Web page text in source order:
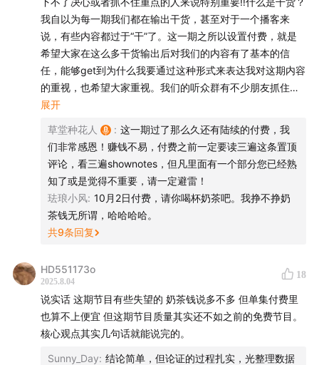
首先，当下这个时间窗口非常重要。其次，我最近看到很
多朋友正在持币待涨或者持币待跌再涨，其实我特别替他
们着急，他们可能正在浪费时间。更根本的是，过去二十
几年里，绝大多数人靠买房实现财富增长的，而当思维惯
性正在被打破，好多人开始无所适从。
一，我们会盘点过去20多年几轮好的赚钱窗口，看看它们
有哪些共性，并分析当下和过去相比，共同点和不同点在
哪。第二，我们会来讨论一些所谓的“互联网共识”是不是
正确的？ 比如“风来了猪都能起飞”，或者买个宽基ETF就
能躺着？在这部分，我们也会用数据告诉你，为什么结构
比牛熊还重要。第三，也是最干货的部分，我们会告诉你
到底应该怎么做：怎么搭一个合理的结构？怎么保住超
额？怎么才能不掉大坑？
我们最终想帮你实现的，是一个让你真正“拿得住”的组
合。 “拿得住”是一种什么样的体验？就是你既不恐高也不
怕踏空，可以最大程度地享受到时间的价值。
我自以为每一期我们都在输出干货，甚至对于一个播客来
说，有些内容都过于“干”了。这一期之所以设置付费，就是
希望大家在这么多干货输出后对我们的内容有了基本的信
任，能够get到为什么我要通过这种形式来表达我对这期内容
的重视，也希望大家重视。我们的听众群有不少朋友抓住了
我认为的要点，并且告诉我们某一句话就值回很多很多咖
反思了整个过程，突然明白了一个道理：认为哪些信息可
信、哪些信息重要，原本就是认知差最大的来源，甚至高于
认知本身。以后我们还会用付费形式输出重要内容，但也会
提前做好避雷指南！我期待的是双向奔赴式的善意接纳，而
不是其他，希望你也如此。我们都不要成为对方浪费时间和
情绪的源头。在此感谢所有付费的朋友，更感谢那些得到了
价值的朋友，时间会证明一切！
展开
草堂种花人 : 这一期过了那么久还有陆续的付费，我
们非常感恩！赚钱不易，付费之前一定要读三遍这条置顶
评论，看三遍shownotes，但凡里面有一个部分您已经熟
知了或是觉得不重要，请一定避雷！
珐琅小风: 10月2日付费，请你喝杯奶茶吧。我挣不挣奶
茶钱无所谓，哈哈哈哈。
共9条回复
HD551173o
2025.8.04
18
说实话 这期节目有些失望的 奶茶钱说多不多 但单集付费里
也算不上便宜 但这期节目质量其实还不如之前的免费节目。
核心观点其实几句话就能说完的。
Sunny_Day: 结论简单，但论证的过程扎实，光整理数据